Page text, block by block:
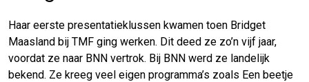
Haar eerste presentatieklussen kwamen toen Bridget
Maasland bij TMF ging werken. Dit deed ze zo’n vijf jaar,
voordat ze naar BNN vertrok. Bij BNN werd ze landelijk
bekend. Ze kreeg veel eigen programma’s zoals Een beetje